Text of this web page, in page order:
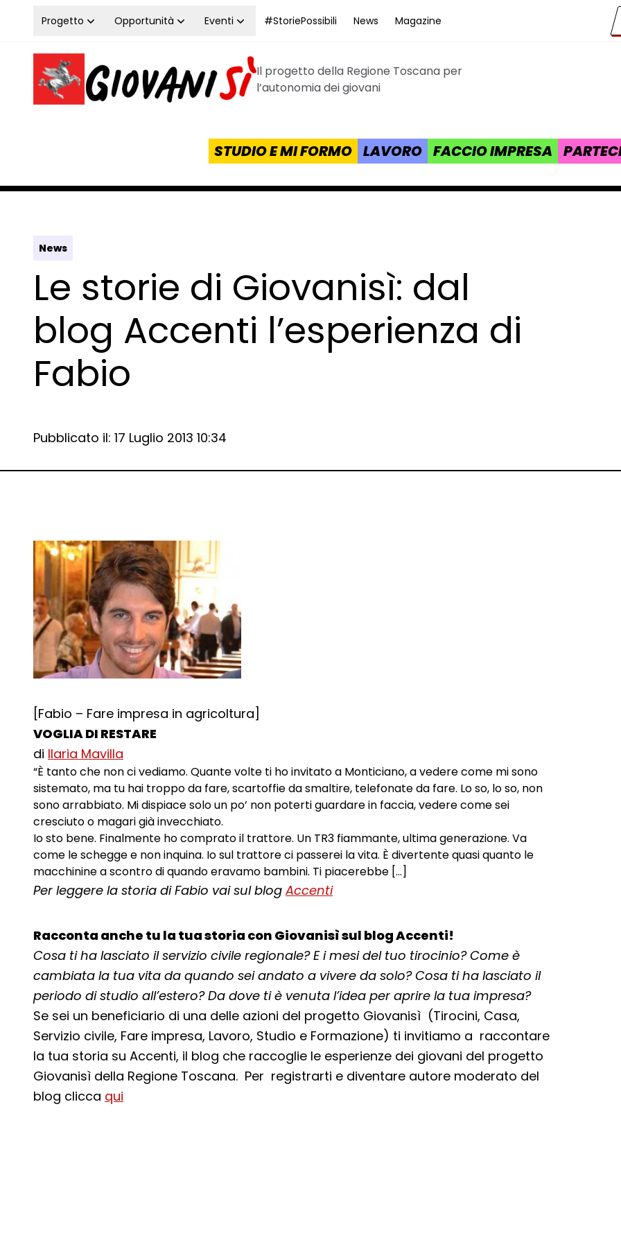
Vai al contenuto
Progetto Opportunità Eventi #StoriePossibili News Magazine
Homepage Giovanisì - Progetto della Regione Toscana
Il progetto della Regione Toscana per
l’autonomia dei giovani
STUDIO E MI FORMO LAVORO FACCIO IMPRESA
News
Le storie di Giovanisì: dal
blog Accenti l’esperienza di
Fabio
Data e ora:
Pubblicato il: 17 Luglio 2013 10:34
Dettagli articolo
[Fabio – Fare impresa in agricoltura]
VOGLIA DI RESTARE
di Ilaria Mavilla
“È tanto che non ci vediamo. Quante volte ti ho invitato a Monticiano, a vedere come mi sono
sistemato, ma tu hai troppo da fare, scartoffie da smaltire, telefonate da fare. Lo so, lo so, non
sono arrabbiato. Mi dispiace solo un po’ non poterti guardare in faccia, vedere come sei
cresciuto o magari già invecchiato.
Io sto bene. Finalmente ho comprato il trattore. Un TR3 fiammante, ultima generazione. Va
come le schegge e non inquina. Io sul trattore ci passerei la vita. È divertente quasi quanto le
macchinine a scontro di quando eravamo bambini. Ti piacerebbe […]
Per leggere la storia di Fabio vai sul blogAccenti
Racconta anche tu la tua storia con Giovanisì sul blog Accenti!
Cosa ti ha lasciato il servizio civile regionale? E i mesi del tuo tirocinio? Come è
cambiata la tua vita da quando sei andato a vivere da solo? Cosa ti ha lasciato il
periodo di studio all’estero? Da dove ti è venuta l’idea per aprire la tua impresa?
Se sei un beneficiario di una delle azioni del progetto Giovanisì (Tirocini, Casa,
Servizio civile, Fare impresa, Lavoro, Studio e Formazione) ti invitiamo a raccontare
la tua storia su Accenti, il blog che raccoglie le esperienze dei giovani del progetto
Giovanisì della Regione Toscana. Per registrarti e diventare autore moderato del
blog clicca qui